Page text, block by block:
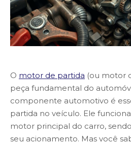
O motor de partida (ou motor
peça fundamental do
componente automotivo é
partida no veículo. Ele
motor principal do carro,
seu acionamento. Mas você